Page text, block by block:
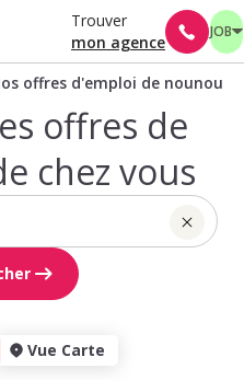
Trouver
mon agence
JOB
offres d'emploi de nounou
offres de
chez vous
Vue Carte